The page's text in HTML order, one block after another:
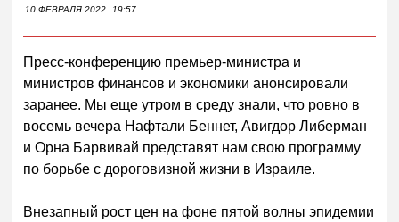
10 ФЕВРАЛЯ 2022 19:57
Пресс-конференцию премьер-министра и
министров финансов и экономики анонсировали
заранее. Мы еще утром в среду знали, что ровно в
восемь вечера Нафтали Беннет, Авигдор Либерман
и Орна Барвивай представят нам свою программу
по борьбе с дороговизной жизни в Израиле.
Внезапный рост цен на фоне пятой волны эпидемии